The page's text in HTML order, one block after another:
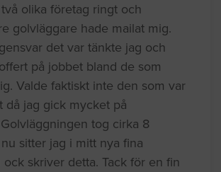
olika företag ringt och
golvläggare hade mailat mig.
det var tänkte jag och
på jobbet bland de som
Valde faktiskt inte den som var
då jag gick mycket på
tog cirka 8
sitter jag i mitt nya fina
ock skriver detta. Tack för en fin